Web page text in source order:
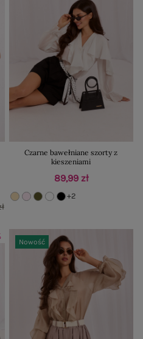
Czarne bawełniane szorty z
kieszeniami
89,99 zł
+2
Nowość